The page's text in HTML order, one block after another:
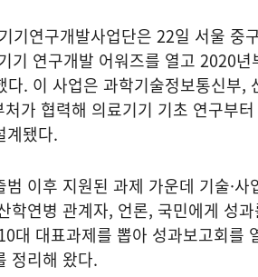
기연구개발사업단은 22일 서울 중
기 연구개발 어워즈를 열고 2020
다. 이 사업은 과학기술정보통신부,
가 협력해 의료기기 기초 연구부
계됐다.
이후 지원된 과제 가운데 기술·
학연병 관계자, 언론, 국민에게 성
대 대표과제를 뽑아 성과보고회를
정리해 왔다.